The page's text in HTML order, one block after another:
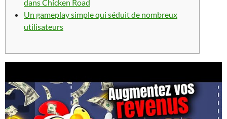
dans Chicken Road
Un gameplay simple qui séduit de nombreux
utilisateurs